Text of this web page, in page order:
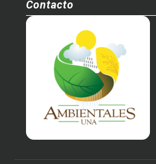
Contacto